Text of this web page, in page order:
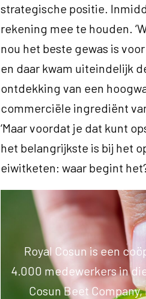
strategische positie.
rekening mee te houden.
nou het beste gewas is
en daar kwam uiteindelijk
ontdekking van een
commerciële ingrediënt
‘Maar voordat je dat kunt
het belangrijkste is bij het
eiwitketen: waar begint
Royal Cosun is een
4.000 medewerkers in
Cosun Beet